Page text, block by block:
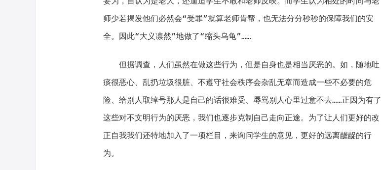
师少若揭发他们必然会“受罪”就算老师肯帮，也无法分分秒秒的保障我们的安
全。因此“大义凛然”地做了“缩头乌龟”……
但据调查，人们虽然在做这些行为，但是自身也是相当厌恶的。如，随地吐
痰很恶心、乱扔垃圾很脏、不遵守社会秩序会杂乱无章而造成一些不必要的危
险、给别人取绰号那人是自己的话很难受、辱骂别人心里过意不去……正因为有了
这些对不文明行为的厌恶，我们也逐步克制自己走向正途。为了让人们更好的改
正自我我们还特地加入了一项栏目，来询问学生的意见，更好的远离龌龊的行
为。